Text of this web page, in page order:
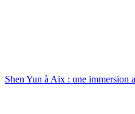
Shen Yun à Aix : une immersion